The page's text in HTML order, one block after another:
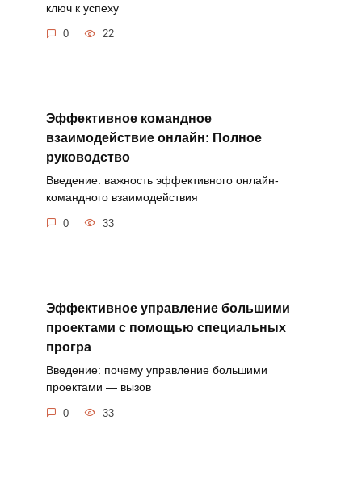
ключ к успеху
0 22
Эффективное командное
взаимодействие онлайн: Полное
руководство
Введение: важность эффективного онлайн-
командного взаимодействия
0 33
Эффективное управление большими
проектами с помощью специальных
програ
Введение: почему управление большими
проектами — вызов
0 33